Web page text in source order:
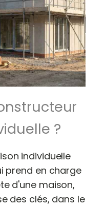
?
individuelle
prend en charge
d'une maison,
des clés, dans le